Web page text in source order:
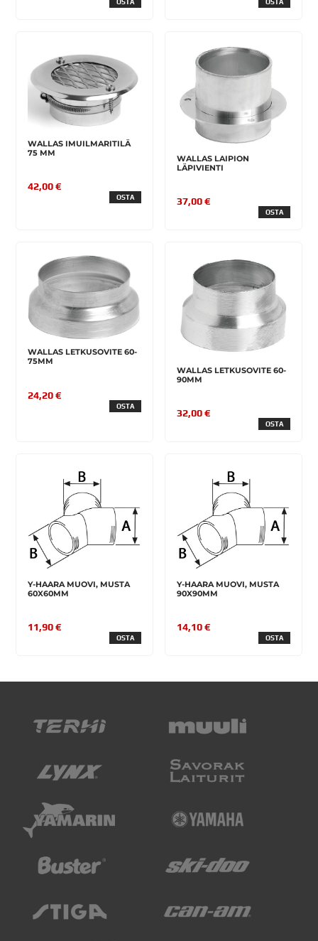
OSTA OSTA
WALLAS IMUILMARITILÄ
75 MM
42,00 €
OSTA
WALLAS LAIPION
LÄPIVIENTI
37,00 €
OSTA
WALLAS LETKUSOVITE 60-
75MM
24,20 €
OSTA
WALLAS LETKUSOVITE 60-
90MM
32,00 €
OSTA
Y-HAARA MUOVI, MUSTA
60X60MM
11,90 €
OSTA
Y-HAARA MUOVI, MUSTA
90X90MM
14,10 €
OSTA